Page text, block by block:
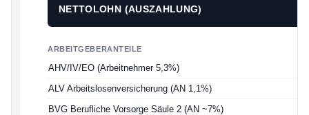
NETTOLOHN (AUSZAHLUNG)
ARBEITGEBERANTEILE
AHV/IV/EO (Arbeitnehmer 5,3%)
ALV Arbeitslosenversicherung (AN 1,1%)
BVG Berufliche Vorsorge Säule 2 (AN ~7%)